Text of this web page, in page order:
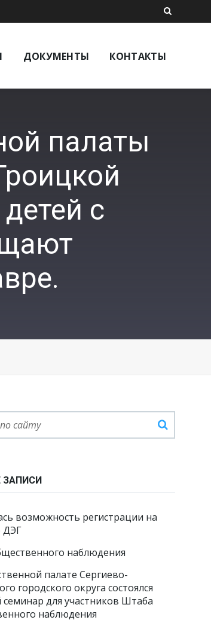
ДОКУМЕНТЫ КОНТАКТЫ
палаты
с
ЗАПИСИ
возможность регистрации на
ДЭГ
наблюдения
палате Сергиево-
городского округа состоялся
семинар для участников Штаба
наблюдения